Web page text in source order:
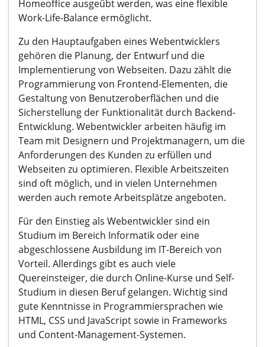
Homeoffice ausgeübt werden, was eine flexible
Work-Life-Balance ermöglicht.
Zu den Hauptaufgaben eines Webentwicklers
gehören die Planung, der Entwurf und die
Implementierung von Webseiten. Dazu zählt die
Programmierung von Frontend-Elementen, die
Gestaltung von Benutzeroberflächen und die
Sicherstellung der Funktionalität durch Backend-
Entwicklung. Webentwickler arbeiten häufig im
Team mit Designern und Projektmanagern, um die
Anforderungen des Kunden zu erfüllen und
Webseiten zu optimieren. Flexible Arbeitszeiten
sind oft möglich, und in vielen Unternehmen
werden auch remote Arbeitsplätze angeboten.
Für den Einstieg als Webentwickler sind ein
Studium im Bereich Informatik oder eine
abgeschlossene Ausbildung im IT-Bereich von
Vorteil. Allerdings gibt es auch viele
Quereinsteiger, die durch Online-Kurse und Self-
Studium in diesen Beruf gelangen. Wichtig sind
gute Kenntnisse in Programmiersprachen wie
HTML, CSS und JavaScript sowie in Frameworks
und Content-Management-Systemen.